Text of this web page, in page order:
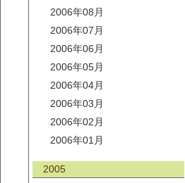
2006年08月
2006年07月
2006年06月
2006年05月
2006年04月
2006年03月
2006年02月
2006年01月
2005